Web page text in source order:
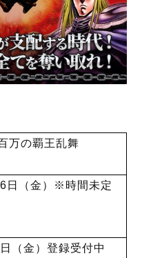
の覇王乱舞
日（金）※時間未定
日（金）登録受付中